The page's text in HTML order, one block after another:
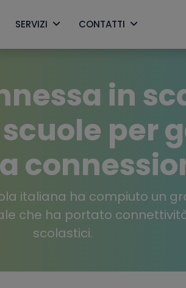
SERVIZI CONTATTI
in
per
italiana ha compiuto un
che ha portato
scolastici.